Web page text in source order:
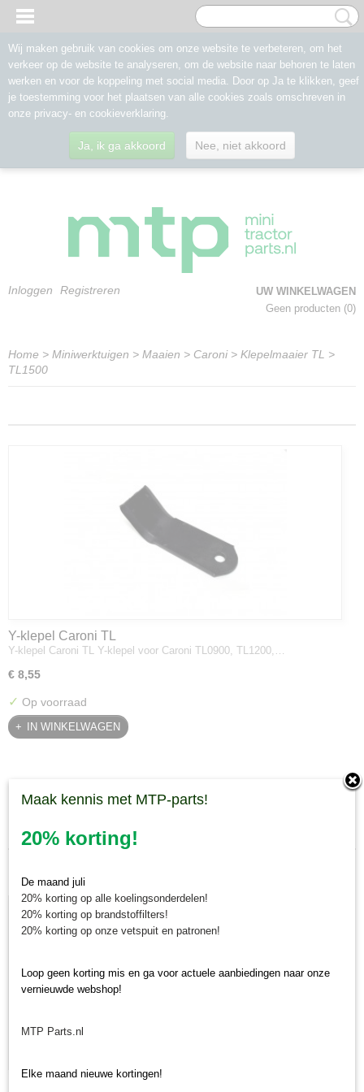
Inloggen Registreren
UW WINKELWAGEN
Geen producten (0)
Home > Miniwerktuigen > Maaien > Caroni> Klepelmaaier TL >
TL1500
Y-klepel Caroni TL
Y-klepel Caroni TL Y-klepel voor Caroni TL0900, TL1200,…
€ 8,55
✓ Op voorraad
IN WINKELWAGEN
Wij maken gebruik van cookies om onze website te verbeteren, om het
verkeer op de website te analyseren, om de website naar behoren te laten
werken en voor de koppeling met social media. Door op Ja te klikken, geef
je toestemming voor het plaatsen van alle cookies zoals omschreven in
onze privacy- en cookieverklaring.
Ja, ik ga akkoord Nee, niet akkoord
Maak kennis met MTP-parts!
20% korting!
De maand juli
20% korting op alle koelingsonderdelen!
20% korting op brandstoffilters!
20% korting op onze vetspuit en patronen!
Loop geen korting mis en ga voor actuele aanbiedingen naar onze
vernieuwde webshop!
MTP Parts.nl
Elke maand nieuwe kortingen!